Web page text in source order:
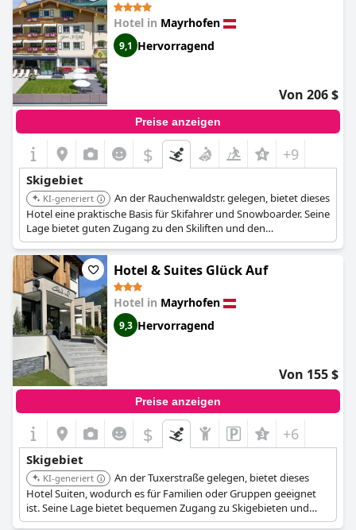
Hotel in Mayrhofen
9,1 Hervorragend
Von 206 $
Preise anzeigen
$ +9
Skigebiet
KI-generiert
An der Rauchenwaldstr. gelegen, bietet dieses
Hotel eine praktische Basis für Skifahrer und Snowboarder. Seine
Lage bietet guten Zugang zu den Skiliften und den
umliegenden Gebieten.
Hotel & Suites Glück Auf
Hotel in Mayrhofen
9,3 Hervorragend
Von 155 $
Preise anzeigen
$ +6
Skigebiet
KI-generiert
An der Tuxerstraße gelegen, bietet dieses
Hotel Suiten, wodurch es für Familien oder Gruppen geeignet
ist. Seine Lage bietet bequemen Zugang zu Skigebieten und
lokalen Attraktionen.